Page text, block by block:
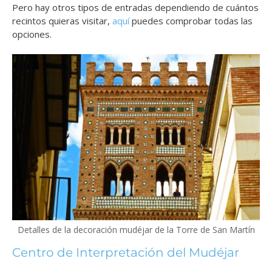
Pero hay otros tipos de entradas dependiendo de cuántos
recintos quieras visitar, aquípuedes comprobar todas las
opciones.
Detalles de la decoración mudéjar de la Torre de San Martín
Centro de Interpretación del Mudéjar